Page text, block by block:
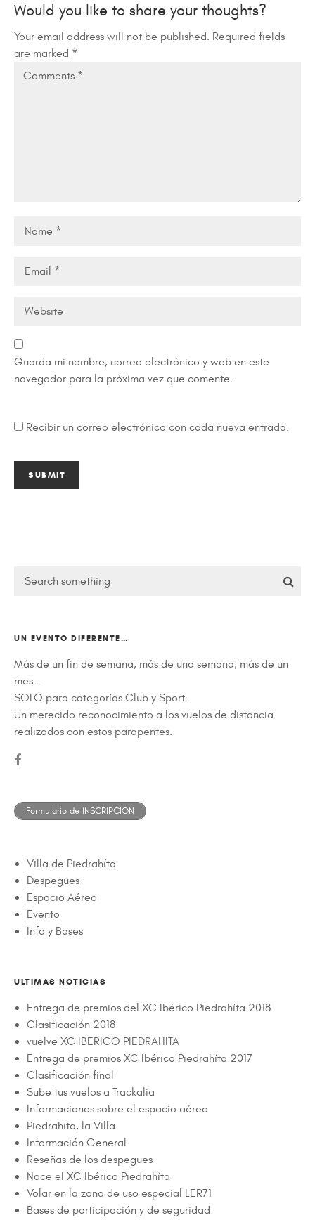
Would you like to share your thoughts?
Your email address will not be published. Required fields
are marked *
Guarda mi nombre, correo electrónico y web en este
navegador para la próxima vez que comente.
Recibir un correo electrónico con cada nueva entrada.
UN EVENTO DIFERENTE…
Más de un fin de semana, más de una semana, más de un
mes…
SOLO para categorías Club y Sport.
Un merecido reconocimiento a los vuelos de distancia
realizados con estos parapentes.
Formulario de INSCRIPCION
Villa de Piedrahíta
Despegues
Espacio Aéreo
Evento
Info y Bases
ULTIMAS NOTICIAS
Entrega de premios del XC Ibérico Piedrahíta 2018
Clasificación 2018
vuelve XC IBERICO PIEDRAHITA
Entrega de premios XC Ibérico Piedrahíta 2017
Clasificación final
Sube tus vuelos a Trackalia
Informaciones sobre el espacio aéreo
Piedrahíta, la Villa
Información General
Reseñas de los despegues
Nace el XC Ibérico Piedrahíta
Volar en la zona de uso especial LER71
Bases de participación y de seguridad